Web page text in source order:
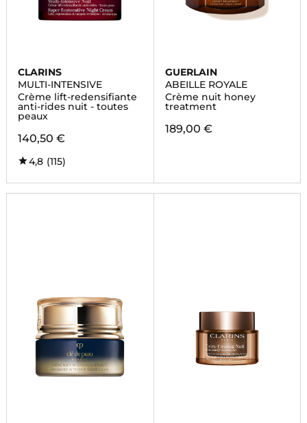
CLARINS
MULTI-INTENSIVE
Crème lift-redensifiante
anti-rides nuit - toutes
peaux
140,50 €
4,8 (115)
GUERLAIN
ABEILLE ROYALE
Crème nuit honey
treatment
189,00 €